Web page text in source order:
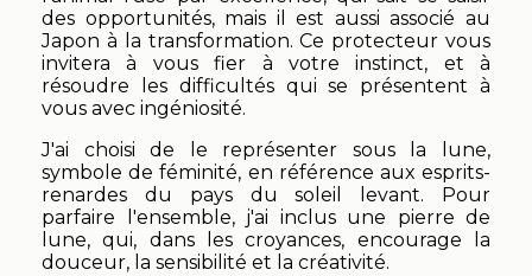
des opportunités, mais il est aussi associé au
Japon à la transformation. Ce protecteur vous
invitera à vous fier à votre instinct, et à
résoudre les difficultés qui se présentent à
vous avec ingéniosité.
J'ai choisi de le représenter sous la lune,
symbole de féminité, en référence aux esprits-
renardes du pays du soleil levant. Pour
parfaire l'ensemble, j'ai inclus une pierre de
lune, qui, dans les croyances, encourage la
douceur, la sensibilité et la créativité.